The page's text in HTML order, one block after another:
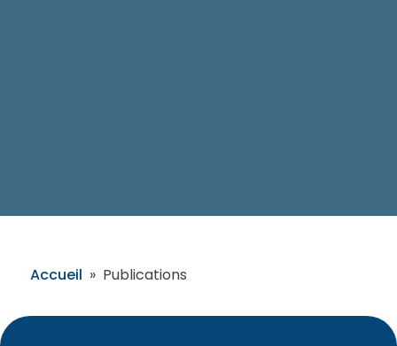
Accueil » Publications